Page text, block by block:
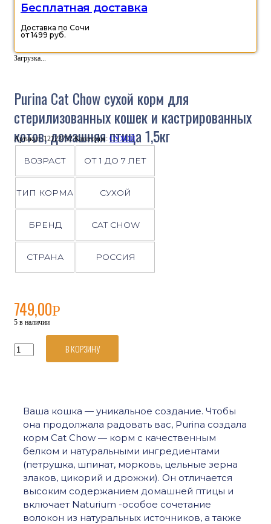
Бесплатная доставка
Доставка по Сочи
от 1499 руб.
Загрузка...
Purina Cat Chow сухой корм для
стерилизованных кошек и кастрированных
котов, домашняя птица 1,5кг
Артикул:12123732 Категория: СУХОЙ
ВОЗРАСТ ОТ 1 ДО 7 ЛЕТ
ТИП КОРМА СУХОЙ
БРЕНД CAT CHOW
СТРАНА РОССИЯ
749,00Р
5 в наличии
Количество
товара
корм
для
стерилизованных
кошек
кастрированных
котов,
домашняя
птица
В КОРЗИНУ
Ваша кошка — уникальное создание. Чтобы
она продолжала радовать вас, Purina создала
корм Cat Chow — корм с качественным
белком и натуральными ингредиентами
(петрушка, шпинат, морковь, цельные зерна
злаков, цикорий и дрожжи). Он отличается
высоким содержанием домашней птицы и
включает Naturium -особое сочетание
волокон из натуральных источников, а также